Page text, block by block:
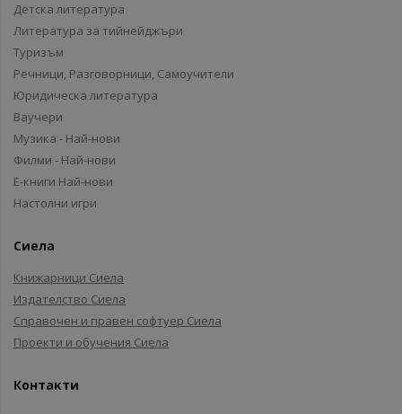
Детска литература
Литература за тийнейджъри
Туризъм
Речници, Разговорници, Самоучители
Юридическа литература
Ваучери
Музика - Най-нови
Филми - Най-нови
Е-книги Най-нови
Настолни игри
Сиела
Книжарници Сиела
Издателство Сиела
Справочен и правен софтуер Сиела
Проекти и обучения Сиела
Контакти